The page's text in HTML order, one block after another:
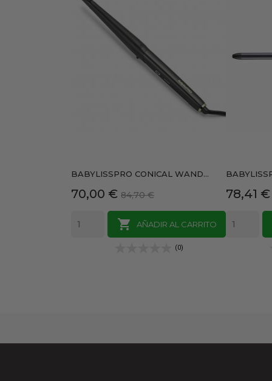
BABYLISSPRO CONICAL WAND...
Precio
70,00 € Precio
base
84,70 €
 AÑADIR AL CARRITO
(0)
Precio
78,41 €